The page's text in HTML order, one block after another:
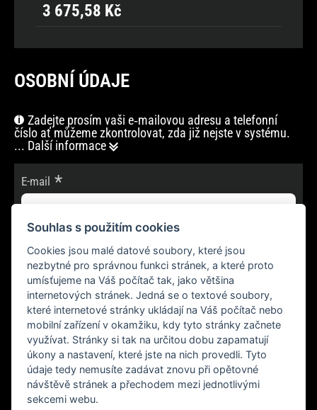
3 675,58 Kč
OSOBNÍ ÚDAJE
Zadejte prosím vaši e‑mailovou adresu a telefonní
číslo ať můžeme zkontrolovat, zda již nejste v systému.
... Další informace
E-mail
POKRAČOVAT
Souhlas s použitím cookies
Cookies jsou malé datové soubory, které jsou
nezbytné pro správnou funkci stránek, a které proto
umísťujeme na Váš počítač tak, jako většina
internetových stránek. Jedná se o textové soubory,
které internetové stránky ukládají na Váš počítač nebo
mobilní zařízení v okamžiku, kdy tyto stránky začnete
využívat. Stránky si tak na určitou dobu zapamatují
úkony a nastavení, které jste na nich provedli. Tyto
údaje tedy nemusíte zadávat znovu při opětovné
návštěvě stránek a přechodem mezi jednotlivými
sekcemi webu.